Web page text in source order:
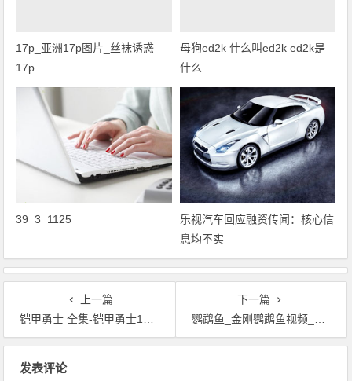
17p_亚洲17p图片_丝袜诱惑
17p
母狗ed2k 什么叫ed2k ed2k是
什么
39_3_1125
乐视汽车回应融资传闻：核心信
息均不实
上一篇
铠甲勇士 全集-铠甲勇士13-铠甲勇士7
下一篇
鹦鹉鱼_金刚鹦鹉鱼视频_金刚鹦鹉鱼价格
发表评论